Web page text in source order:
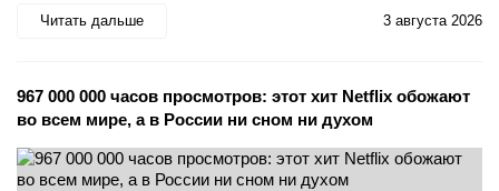
Читать дальше 3 августа 2026
967 000 000 часов просмотров: этот хит Netflix обожают
во всем мире, а в России ни сном ни духом